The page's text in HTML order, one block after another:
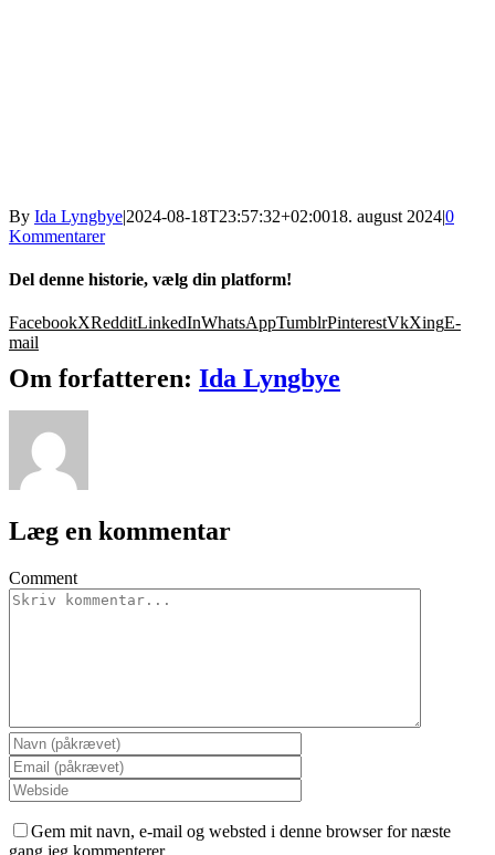
By Ida Lyngbye|2024-08-18T23:57:32+02:0018. august 2024|0
Kommentarer
Del denne historie, vælg din platform!
FacebookXRedditLinkedInWhatsAppTumblrPinterestVkXingE-
mail
Om forfatteren: Ida Lyngbye
Læg en kommentar
Comment
Gem mit navn, e-mail og websted i denne browser for næste
gang jeg kommenterer